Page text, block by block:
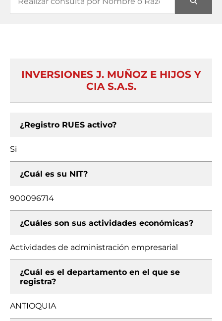
INVERSIONES J. MUÑOZ E HIJOS Y
CIA S.A.S.
¿Registro RUES activo?
Si
¿Cuál es su NIT?
900096714
¿Cuáles son sus actividades económicas?
Actividades de administración empresarial
¿Cuál es el departamento en el que se
registra?
ANTIOQUIA